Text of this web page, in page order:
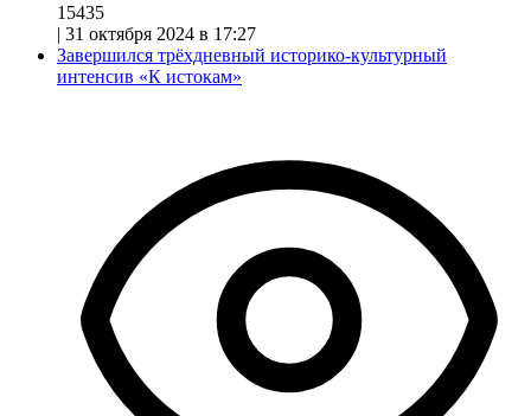
15435
| 31 октября 2024 в 17:27
Завершился трёхдневный историко-культурный
интенсив «К истокам»